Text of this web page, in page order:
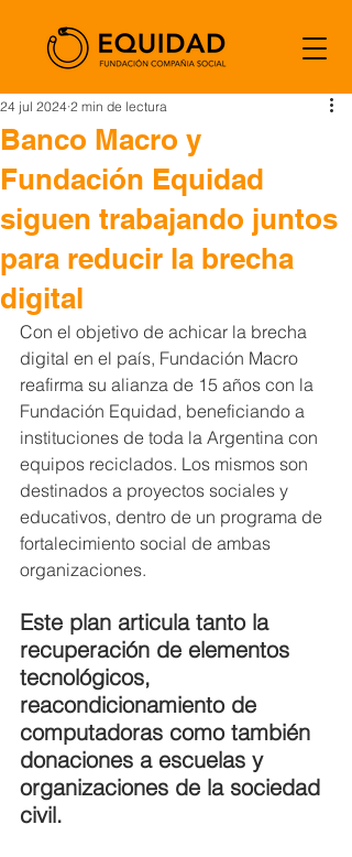
Banco Macro y
Fundación Equidad
siguen trabajando juntos
para reducir la brecha
digital
24 jul 2024 2 min de lectura
Con el objetivo de achicar la brecha
digital en el país, Fundación Macro
reafirma su alianza de 15 años con la
Fundación Equidad, beneficiando a
instituciones de toda la Argentina con
equipos reciclados. Los mismos son
destinados a proyectos sociales y
educativos, dentro de un programa de
fortalecimiento social de ambas
organizaciones.
Este plan articula tanto la
recuperación de elementos
tecnológicos,
reacondicionamiento de
computadoras como también
donaciones a escuelas y
organizaciones de la sociedad
civil.